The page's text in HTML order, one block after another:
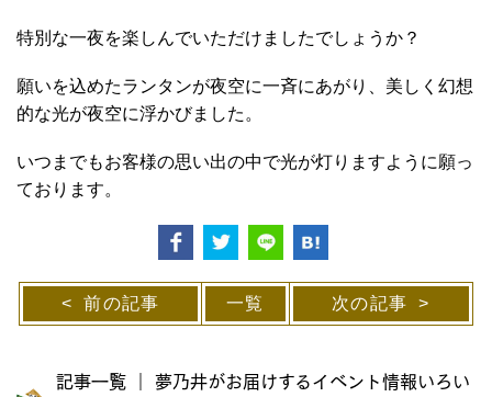
特別な一夜を楽しんでいただけましたでしょうか？
願いを込めたランタンが夜空に一斉にあがり、 美しく幻想
的な光が夜空に浮かびました。
いつまでもお客様の思い出の中で光が灯りますように願っ
ております。
前の記事 一覧 次の記事
記事一覧 ｜ 夢乃井がお届けするイベント情報いろい